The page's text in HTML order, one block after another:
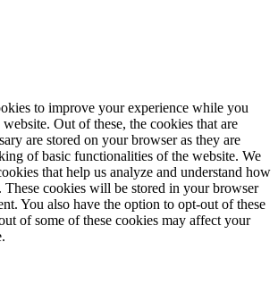
to improve your experience while you
Out of these, the cookies that are
are stored on your browser as they are
of basic functionalities of the website. We
that help us analyze and understand how
These cookies will be stored in your browser
You also have the option to opt-out of these
of some of these cookies may affect your